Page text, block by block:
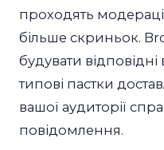
проходять
більше скриньок.
будувати
типові пастки
вашої аудиторії
повідомлення.